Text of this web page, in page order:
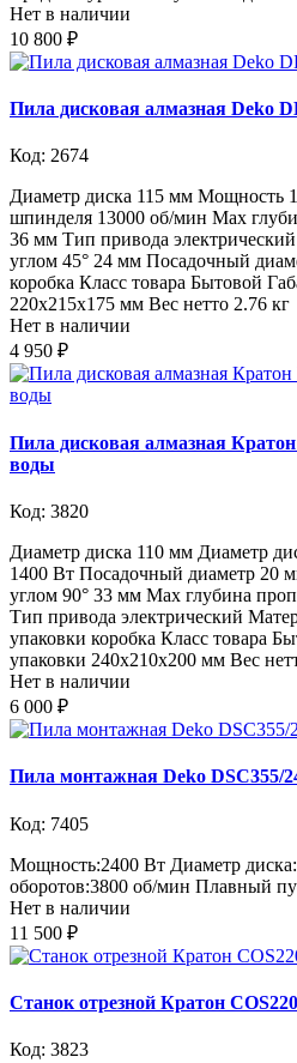
Нет в наличии
10 800 ₽
Пила дисковая алмазная Deko
Код: 2674
Диаметр диска 115 мм Мощность
шпинделя 13000 об/мин Max
36 мм Тип привода
углом 45° 24 мм Посадочный
коробка Класс товара Бытовой
220х215х175 мм Вес нетто 2.76 кг
Нет в наличии
4 950 ₽
Пила дисковая алмазная
воды
Код: 3820
Диаметр диска 110 мм Диаметр
1400 Вт Посадочный диаметр 20
углом 90° 33 мм Max глубина
Тип привода электрический
упаковки коробка Класс товара
упаковки 240х210х200 мм Вес
Нет в наличии
6 000 ₽
Пила монтажная Deko DSC355/
Код: 7405
Мощность:2400 Вт Диаметр
оборотов:3800 об/мин Плавный
Нет в наличии
11 500 ₽
Станок отрезной Кратон
Код: 3823